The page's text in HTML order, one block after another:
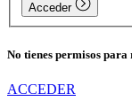
Acceder
No tienes permisos
ACCEDER